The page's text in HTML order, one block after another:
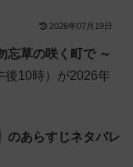
2026年07月19日
忘草の咲く町で ～
後10時）が2026年
のあらすじネタバレ